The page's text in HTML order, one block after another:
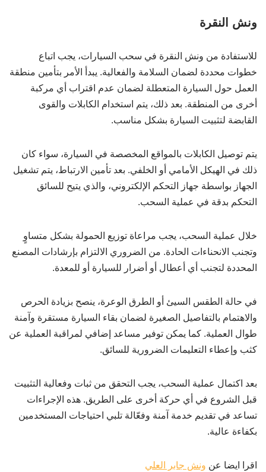
ونش النقرة
للاستفادة من ونش النقرة في سحب السيارات، يجب اتباع
خطوات محددة لضمان السلامة والفعالية. يبدأ الأمر بتأمين منطقة
العمل حول السيارة المتعطلة لضمان عدم اقتراب أي مركبة
أخرى من المنطقة. بعد ذلك، يتم استخدام الكابلات والقوى
القابضة لتثبيت السيارة بشكل مناسب.
يتم توصيل الكابلات بالمواقع المخصصة في السيارة، سواء كان
ذلك في الهيكل الأمامي أو الخلفي. بعد تأمين الارتباط، يتم تشغيل
الجهاز بواسطة جهاز التحكم الإلكتروني، والذي يتيح للسائق
التحكم بدقة في عملية السحب.
خلال عملية السحب، يجب مراعاة توزيع الحمولة بشكل متساوٍ
وتجنب الانحناءات الحادة. من الضروري الالتزام بإرشادات المصنع
المحددة لتجنب أي أعطال أو أضرار للسيارة أو للمعدة.
في حالة الطقس السيئ أو الطرق الوعرة، ينصح بزيادة الحرص
والاهتمام بالتفاصيل الصغيرة لضمان بقاء السيارة مستقرة وآمنة
طوال العملية. كما يمكن توفير مساعد إضافي لمراقبة العملية عن
كثب وإعطاء التعليمات الضرورية للسائق.
بعد اكتمال عملية السحب، يجب التحقق من ثبات وفعالية التثبيت
قبل الشروع في أي حركة أخرى على الطريق. هذه الإجراءات
تساعد في تقديم خدمة آمنة وفعّالة تلبي احتياجات المستخدمين
بكفاءة عالية.
اقرا ايضا عن ونش جابر العلي